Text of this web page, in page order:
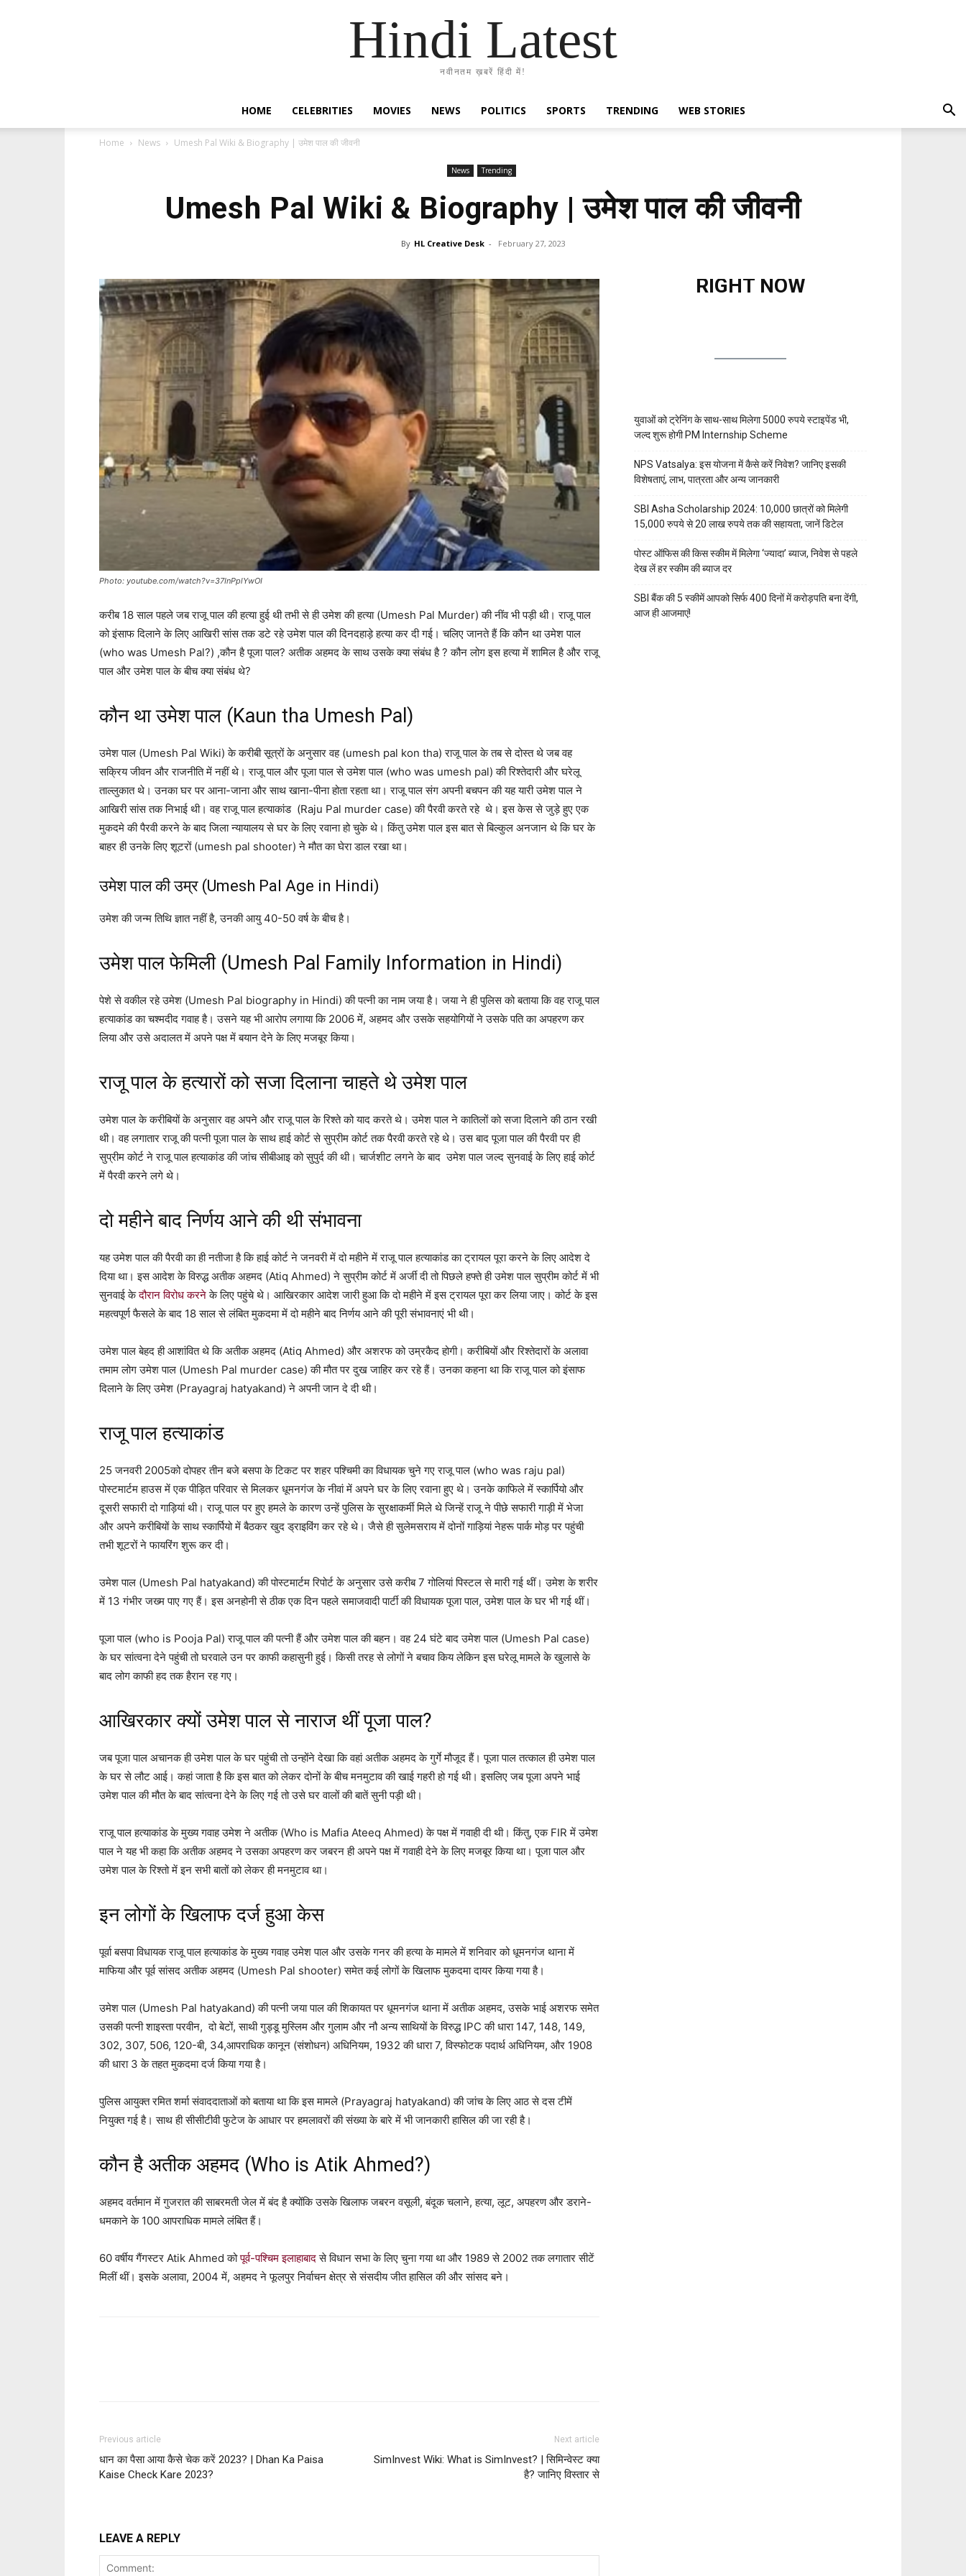
Hindi Latest
नवीनतम ख़बरें हिंदी में!
HOME CELEBRITIES MOVIES NEWS POLITICS SPORTS TRENDING WEB STORIES
Home News Umesh Pal Wiki & Biography | उमेश पाल की जीवनी
News Trending
Umesh Pal Wiki & Biography | उमेश पाल की जीवनी
By HL Creative Desk - February 27, 2023
Photo: youtube.com/watch?v=37InPplYwOI
करीब 18 साल पहले जब राजू पाल की हत्या हुई थी तभी से ही उमेश की हत्या (Umesh Pal Murder) की नींव भी पड़ी थी। राजू पाल
को इंसाफ दिलाने के लिए आखिरी सांस तक डटे रहे उमेश पाल की दिनदहाड़े हत्या कर दी गई। चलिए जानते हैं कि कौन था उमेश पाल
(who was Umesh Pal?) ,कौन है पूजा पाल? अतीक अहमद के साथ उसके क्या संबंध है ? कौन लोग इस हत्या में शामिल है और राजू
पाल और उमेश पाल के बीच क्या संबंध थे?
कौन था उमेश पाल (Kaun tha Umesh Pal)
उमेश पाल (Umesh Pal Wiki) के करीबी सूत्रों के अनुसार वह (umesh pal kon tha) राजू पाल के तब से दोस्त थे जब वह
सक्रिय जीवन और राजनीति में नहीं थे। राजू पाल और पूजा पाल से उमेश पाल (who was umesh pal) की रिश्तेदारी और घरेलू
ताल्लुकात थे। उनका घर पर आना-जाना और साथ खाना-पीना होता रहता था। राजू पाल संग अपनी बचपन की यह यारी उमेश पाल ने
आखिरी सांस तक निभाई थी। वह राजू पाल हत्याकांड (Raju Pal murder case) की पैरवी करते रहे थे। इस केस से जुड़े हुए एक
मुकदमे की पैरवी करने के बाद जिला न्यायालय से घर के लिए रवाना हो चुके थे। किंतु उमेश पाल इस बात से बिल्कुल अनजान थे कि घर के
बाहर ही उनके लिए शूटरों (umesh pal shooter) ने मौत का घेरा डाल रखा था।
उमेश पाल की उम्र (Umesh Pal Age in Hindi)
उमेश की जन्म तिथि ज्ञात नहीं है, उनकी आयु 40-50 वर्ष के बीच है।
उमेश पाल फेमिली (Umesh Pal Family Information in Hindi)
पेशे से वकील रहे उमेश (Umesh Pal biography in Hindi) की पत्नी का नाम जया है। जया ने ही पुलिस को बताया कि वह राजू पाल
हत्याकांड का चश्मदीद गवाह है। उसने यह भी आरोप लगाया कि 2006 में, अहमद और उसके सहयोगियों ने उसके पति का अपहरण कर
लिया और उसे अदालत में अपने पक्ष में बयान देने के लिए मजबूर किया।
राजू पाल के हत्यारों को सजा दिलाना चाहते थे उमेश पाल
उमेश पाल के करीबियों के अनुसार वह अपने और राजू पाल के रिश्ते को याद करते थे। उमेश पाल ने कातिलों को सजा दिलाने की ठान रखी
थी। वह लगातार राजू की पत्नी पूजा पाल के साथ हाई कोर्ट से सुप्रीम कोर्ट तक पैरवी करते रहे थे। उस बाद पूजा पाल की पैरवी पर ही
सुप्रीम कोर्ट ने राजू पाल हत्याकांड की जांच सीबीआइ को सुपुर्द की थी। चार्जशीट लगने के बाद उमेश पाल जल्द सुनवाई के लिए हाई कोर्ट
में पैरवी करने लगे थे।
दो महीने बाद निर्णय आने की थी संभावना
यह उमेश पाल की पैरवी का ही नतीजा है कि हाई कोर्ट ने जनवरी में दो महीने में राजू पाल हत्याकांड का ट्रायल पूरा करने के लिए आदेश दे
दिया था। इस आदेश के विरुद्ध अतीक अहमद (Atiq Ahmed) ने सुप्रीम कोर्ट में अर्जी दी तो पिछले हफ्ते ही उमेश पाल सुप्रीम कोर्ट में भी
सुनवाई केदौरान विरोध करनेके लिए पहुंचे थे। आखिरकार आदेश जारी हुआ कि दो महीने में इस ट्रायल पूरा कर लिया जाए। कोर्ट के इस
महत्वपूर्ण फैसले के बाद 18 साल से लंबित मुकदमा में दो महीने बाद निर्णय आने की पूरी संभावनाएं भी थी।
उमेश पाल बेहद ही आशांवित थे कि अतीक अहमद (Atiq Ahmed) और अशरफ को उम्रकैद होगी। करीबियों और रिश्तेदारों के अलावा
तमाम लोग उमेश पाल (Umesh Pal murder case) की मौत पर दुख जाहिर कर रहे हैं। उनका कहना था कि राजू पाल को इंसाफ
दिलाने के लिए उमेश (Prayagraj hatyakand) ने अपनी जान दे दी थी।
राजू पाल हत्याकांड
25 जनवरी 2005को दोपहर तीन बजे बसपा के टिकट पर शहर पश्चिमी का विधायक चुने गए राजू पाल (who was raju pal)
पोस्टमार्टम हाउस में एक पीड़ित परिवार से मिलकर धूमनगंज के नीवां में अपने घर के लिए रवाना हुए थे। उनके काफिले में स्कार्पियो और
दूसरी सफारी दो गाड़ियां थी। राजू पाल पर हुए हमले के कारण उन्हें पुलिस के सुरक्षाकर्मी मिले थे जिन्हें राजू ने पीछे सफारी गाड़ी में भेजा
और अपने करीबियों के साथ स्कार्पियो में बैठकर खुद ड्राइविंग कर रहे थे। जैसे ही सुलेमसराय में दोनों गाड़ियां नेहरू पार्क मोड़ पर पहुंची
तभी शूटरों ने फायरिंग शुरू कर दी।
उमेश पाल (Umesh Pal hatyakand) की पोस्टमार्टम रिपोर्ट के अनुसार उसे करीब 7 गोलियां पिस्टल से मारी गई थीं। उमेश के शरीर
में 13 गंभीर जख्म पाए गए हैं। इस अनहोनी से ठीक एक दिन पहले समाजवादी पार्टी की विधायक पूजा पाल, उमेश पाल के घर भी गई थीं।
पूजा पाल (who is Pooja Pal) राजू पाल की पत्नी हैं और उमेश पाल की बहन। वह 24 घंटे बाद उमेश पाल (Umesh Pal case)
के घर सांत्वना देने पहुंची तो घरवाले उन पर काफी कहासुनी हुई। किसी तरह से लोगों ने बचाव किय लेकिन इस घरेलू मामले के खुलासे के
बाद लोग काफी हद तक हैरान रह गए।
आखिरकार क्यों उमेश पाल से नाराज थीं पूजा पाल?
जब पूजा पाल अचानक ही उमेश पाल के घर पहुंची तो उन्होंने देखा कि वहां अतीक अहमद के गुर्गे मौजूद हैं। पूजा पाल तत्काल ही उमेश पाल
के घर से लौट आई। कहां जाता है कि इस बात को लेकर दोनों के बीच मनमुटाव की खाई गहरी हो गई थी। इसलिए जब पूजा अपने भाई
उमेश पाल की मौत के बाद सांत्वना देने के लिए गई तो उसे घर वालों की बातें सुनी पड़ी थी।
राजू पाल हत्याकांड के मुख्य गवाह उमेश ने अतीक (Who is Mafia Ateeq Ahmed) के पक्ष में गवाही दी थी। किंतु, एक FIR में उमेश
पाल ने यह भी कहा कि अतीक अहमद ने उसका अपहरण कर जबरन ही अपने पक्ष में गवाही देने के लिए मजबूर किया था। पूजा पाल और
उमेश पाल के रिश्तो में इन सभी बातों को लेकर ही मनमुटाव था।
इन लोगों के खिलाफ दर्ज हुआ केस
पूर्वा बसपा विधायक राजू पाल हत्याकांड के मुख्य गवाह उमेश पाल और उसके गनर की हत्या के मामले में शनिवार को धूमनगंज थाना में
माफिया और पूर्व सांसद अतीक अहमद (Umesh Pal shooter) समेत कई लोगों के खिलाफ मुकदमा दायर किया गया है।
उमेश पाल (Umesh Pal hatyakand) की पत्नी जया पाल की शिकायत पर धूमनगंज थाना में अतीक अहमद, उसके भाई अशरफ समेत
उसकी पत्नी शाइस्ता परवीन, दो बेटों, साथी गुड्डू मुस्लिम और गुलाम और नौ अन्य साथियों के विरुद्ध IPC की धारा 147, 148, 149,
302, 307, 506, 120-बी, 34,आपराधिक कानून (संशोधन) अधिनियम, 1932 की धारा 7, विस्फोटक पदार्थ अधिनियम, और 1908
की धारा 3 के तहत मुकदमा दर्ज किया गया है।
पुलिस आयुक्त रमित शर्मा संवाददाताओं को बताया था कि इस मामले (Prayagraj hatyakand) की जांच के लिए आठ से दस टीमें
नियुक्त गई है। साथ ही सीसीटीवी फुटेज के आधार पर हमलावरों की संख्या के बारे में भी जानकारी हासिल की जा रही है।
कौन है अतीक अहमद (Who is Atik Ahmed?)
अहमद वर्तमान में गुजरात की साबरमती जेल में बंद है क्योंकि उसके खिलाफ जबरन वसूली, बंदूक चलाने, हत्या, लूट, अपहरण और डराने-
धमकाने के 100 आपराधिक मामले लंबित हैं।
60 वर्षीय गैंगस्टर Atik Ahmed कोपूर्व-पश्चिम इलाहाबादसे विधान सभा के लिए चुना गया था और 1989 से 2002 तक लगातार सीटें
मिलीं थीं। इसके अलावा, 2004 में, अहमद ने फूलपुर निर्वाचन क्षेत्र से संसदीय जीत हासिल की और सांसद बने।
Previous article
धान का पैसा आया कैसे चेक करें 2023? | Dhan Ka Paisa
Kaise Check Kare 2023?
Next article
SimInvest Wiki: What is SimInvest? | सिमिन्वेस्ट क्या
है? जानिए विस्तार से
LEAVE A REPLY
RIGHT NOW
युवाओं को ट्रेनिंग के साथ-साथ मिलेगा 5000 रुपये स्टाइपेंड भी,
जल्द शुरू होगी PM Internship Scheme
NPS Vatsalya: इस योजना में कैसे करें निवेश? जानिए इसकी
विशेषताएं, लाभ, पात्रता और अन्य जानकारी
SBI Asha Scholarship 2024: 10,000 छात्रों को मिलेगी
15,000 रुपये से 20 लाख रुपये तक की सहायता, जानें डिटेल
पोस्ट ऑफिस की किस स्कीम में मिलेगा ‘ज्यादा’ ब्याज, निवेश से पहले
देख लें हर स्कीम की ब्याज दर
SBI बैंक की 5 स्कीमें आपको सिर्फ 400 दिनों में करोड़पति बना देंगी,
आज ही आजमाएं!